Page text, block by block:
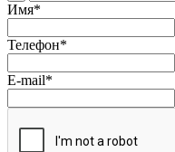
Имя*
Телефон*
E-mail*